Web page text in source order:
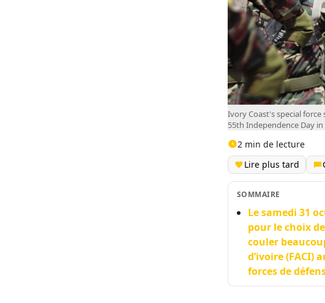
Ivory Coast's special
55th Independence Day in
2 min de lecture
Lire plus tard
SOMMAIRE
Le samedi 31
pour le choix
couler
d’ivoire (FACI)
forces de